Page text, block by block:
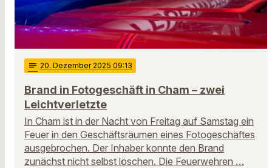
notes 20. Dezember 2025 09:13
Brand in Fotogeschäft in Cham – zwei
Leichtverletzte
In Cham ist in der Nacht von Freitag auf Samstag ein
Feuer in den Geschäftsräumen eines Fotogeschäftes
ausgebrochen. Der Inhaber konnte den Brand
zunächst nicht selbst löschen. Die Feuerwehren …